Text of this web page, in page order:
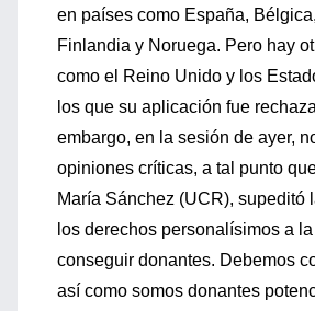
en países como España,
Finlandia y Noruega. Pero hay
como el Reino Unido y los
los que su aplicación fue
embargo, en la sesión de ayer,
opiniones críticas, a tal punto
María Sánchez (UCR), supeditó
los derechos personalísimos a
conseguir donantes. Debemos
así como somos donantes